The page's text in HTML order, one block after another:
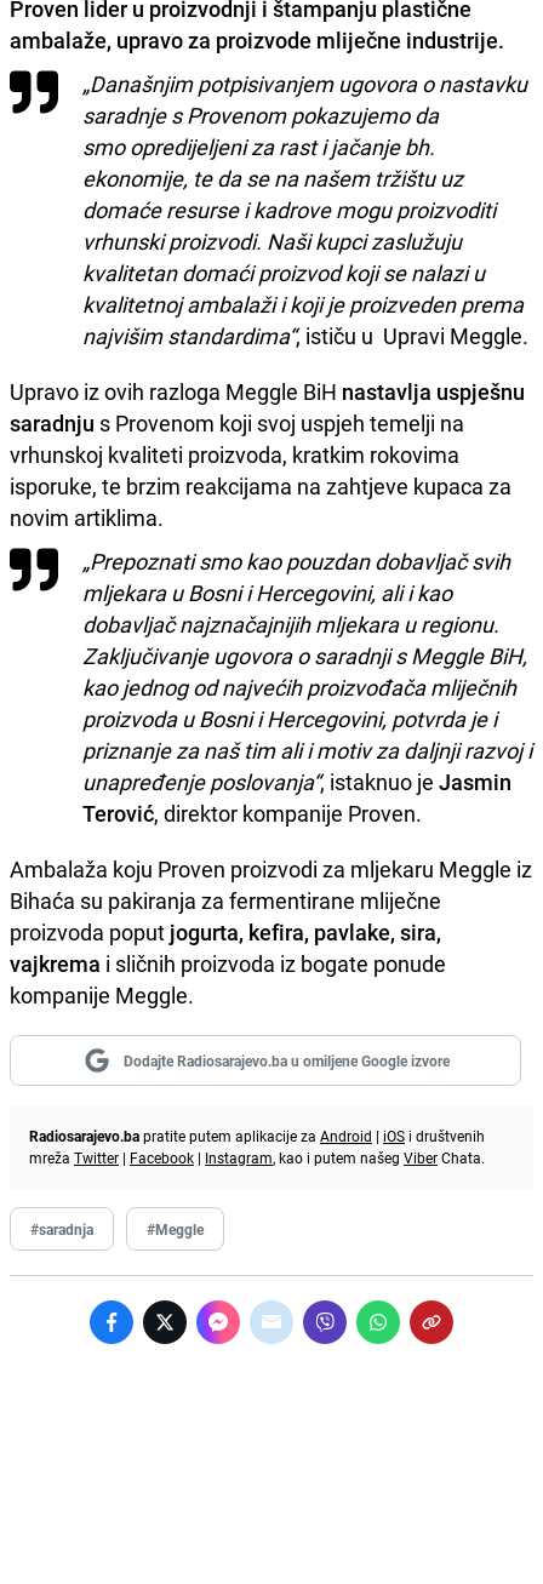
Proven lider u proizvodnji i štampanju plastične
ambalaže, upravo za proizvode mliječne industrije.
„Današnjim potpisivanjem ugovora o nastavku
saradnje s Provenom pokazujemo da
smo opredijeljeni za rast i jačanje bh.
ekonomije, te da se na našem tržištu uz
domaće resurse i kadrove mogu proizvoditi
vrhunski proizvodi. Naši kupci zaslužuju
kvalitetan domaći proizvod koji se nalazi u
kvalitetnoj ambalaži i koji je proizveden prema
najvišim standardima“, ističu u Upravi Meggle.
Upravo iz ovih razloga Meggle BiH nastavlja uspješnu
saradnju s Provenom koji svoj uspjeh temelji na
vrhunskoj kvaliteti proizvoda, kratkim rokovima
isporuke, te brzim reakcijama na zahtjeve kupaca za
novim artiklima.
„Prepoznati smo kao pouzdan dobavljač svih
mljekara u Bosni i Hercegovini, ali i kao
dobavljač najznačajnijih mljekara u regionu.
Zaključivanje ugovora o saradnji s Meggle BiH,
kao jednog od najvećih proizvođača mliječnih
proizvoda u Bosni i Hercegovini, potvrda je i
priznanje za naš tim ali i motiv za daljnji razvoj i
unapređenje poslovanja“, istaknuo je Jasmin
Terović, direktor kompanije Proven.
Ambalaža koju Proven proizvodi za mljekaru Meggle iz
Bihaća su pakiranja za fermentirane mliječne
proizvoda poput jogurta, kefira, pavlake, sira,
vajkrema i sličnih proizvoda iz bogate ponude
kompanije Meggle.
Dodajte Radiosarajevo.ba u omiljene Google izvore
Radiosarajevo.bapratite putem aplikacije za Android | iOS i društvenih
mreža Twitter | Facebook | Instagram, kao i putem našeg ViberChata.
#saradnja #Meggle